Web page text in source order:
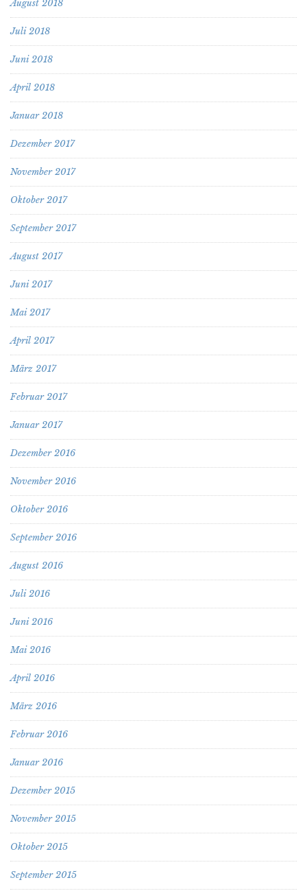
August 2018
Juli 2018
Juni 2018
April 2018
Januar 2018
Dezember 2017
November 2017
Oktober 2017
September 2017
August 2017
Juni 2017
Mai 2017
April 2017
März 2017
Februar 2017
Januar 2017
Dezember 2016
November 2016
Oktober 2016
September 2016
August 2016
Juli 2016
Juni 2016
Mai 2016
April 2016
März 2016
Februar 2016
Januar 2016
Dezember 2015
November 2015
Oktober 2015
September 2015